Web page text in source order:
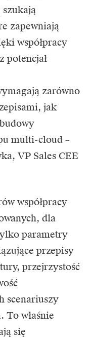
szukają
zapewniają
współpracy
potencjał
zarówno
jak
multi-cloud –
VP Sales CEE
współpracy
dla
parametry
przepisy
przejrzystość
scenariuszy
To właśnie
się